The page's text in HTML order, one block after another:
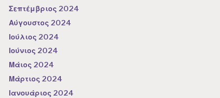
Σεπτέμβριος 2024
Αύγουστος 2024
Ιούλιος 2024
Ιούνιος 2024
Μάιος 2024
Μάρτιος 2024
Ιανουάριος 2024